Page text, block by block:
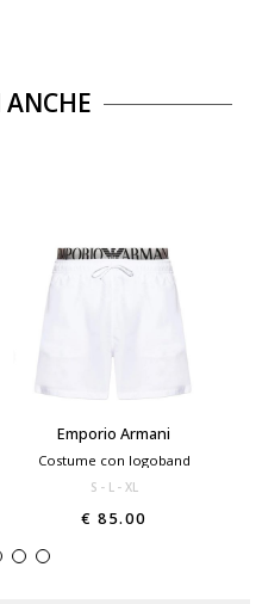
ANCHE
Emporio Armani
Costume con logoband
S L XL
€ 85.00